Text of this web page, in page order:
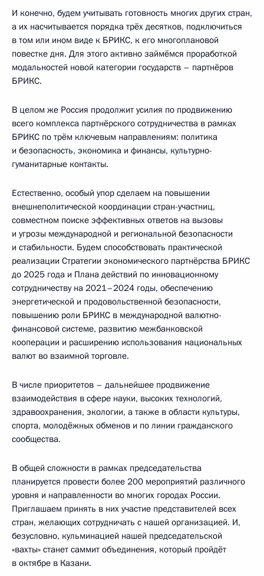
И конечно, будем учитывать готовность многих других стран,
а их насчитывается порядка трёх десятков, подключиться
в том или ином виде к БРИКС, к его многоплановой
повестке дня. Для этого активно займёмся проработкой
модальностей новой категории государств – партнёров
БРИКС.
В целом же Россия продолжит усилия по продвижению
всего комплекса партнёрского сотрудничества в рамках
БРИКС по трём ключевым направлениям: политика
и безопасность, экономика и финансы, культурно-
гуманитарные контакты.
Естественно, особый упор сделаем на повышении
внешнеполитической координации стран-участниц,
совместном поиске эффективных ответов на вызовы
и угрозы международной и региональной безопасности
и стабильности. Будем способствовать практической
реализации Стратегии экономического партнёрства БРИКС
до 2025 года и Плана действий по инновационному
сотрудничеству на 2021–2024 годы, обеспечению
энергетической и продовольственной безопасности,
повышению роли БРИКС в международной валютно-
финансовой системе, развитию межбанковской
кооперации и расширению использования национальных
валют во взаимной торговле.
В числе приоритетов – дальнейшее продвижение
взаимодействия в сфере науки, высоких технологий,
здравоохранения, экологии, а также в области культуры,
спорта, молодёжных обменов и по линии гражданского
сообщества.
В общей сложности в рамках председательства
планируется провести более 200 мероприятий различного
уровня и направленности во многих городах России.
Приглашаем принять в них участие представителей всех
стран, желающих сотрудничать с нашей организацией. И,
безусловно, кульминацией нашей председательской
«вахты» станет саммит объединения, который пройдёт
в октябре в Казани.